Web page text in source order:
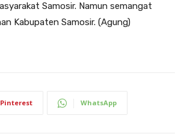
Samosir. Namun semangat
Kabupaten Samosir. (Agung)
Pinterest WhatsApp